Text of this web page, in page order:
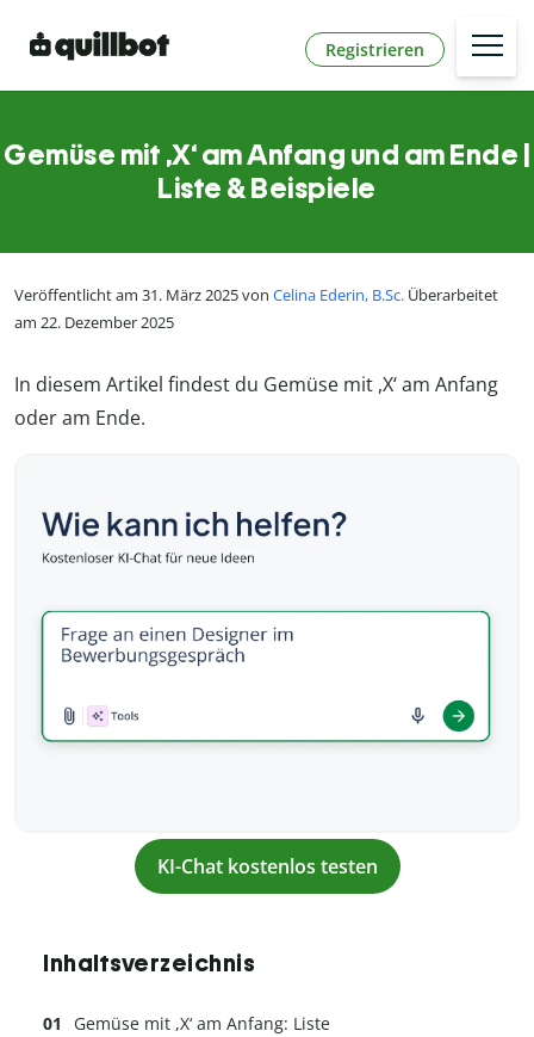
Registrieren
Gemüse mit ,X‘ am Anfang und am Ende |
Liste & Beispiele
Veröffentlicht am 31. März 2025 von Celina Ederin, B.Sc. Überarbeitet
am 22. Dezember 2025
In diesem Artikel findest du Gemüse mit ,X‘ am Anfang
oder am Ende.
KI-Chat kostenlos testen
Inhaltsverzeichnis
Gemüse mit ,X‘ am Anfang: Liste